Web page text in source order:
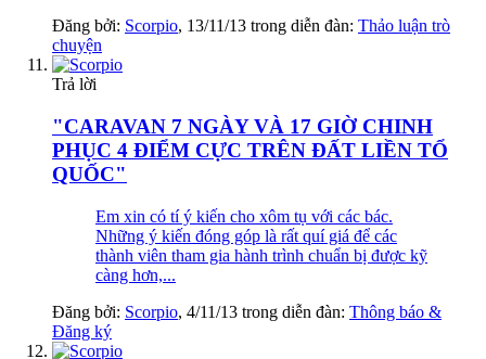
Đăng bởi: Scorpio, 13/11/13 trong diễn đàn: Thảo luận trò
chuyện
Trả lời
"CARAVAN 7 NGÀY VÀ 17 GIỜ CHINH
PHỤC 4 ĐIỂM CỰC TRÊN ĐẤT LIỀN TỔ
QUỐC"
Em xin có tí ý kiến cho xôm tụ với các bác.
Những ý kiến đóng góp là rất quí giá để các
thành viên tham gia hành trình chuẩn bị được kỹ
càng hơn,...
Đăng bởi: Scorpio, 4/11/13 trong diễn đàn: Thông báo &
Đăng ký